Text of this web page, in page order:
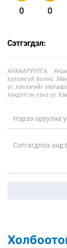
0 0
Сэтгэгдэл:
АНХААРУУЛГА:
хүлээхгүй болно.
үг, хэллэгийг
хүндэтгэн үзнэ үү.